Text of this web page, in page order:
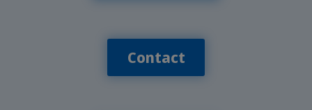
Contact